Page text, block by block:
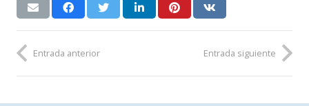
Entrada anterior Entrada siguiente